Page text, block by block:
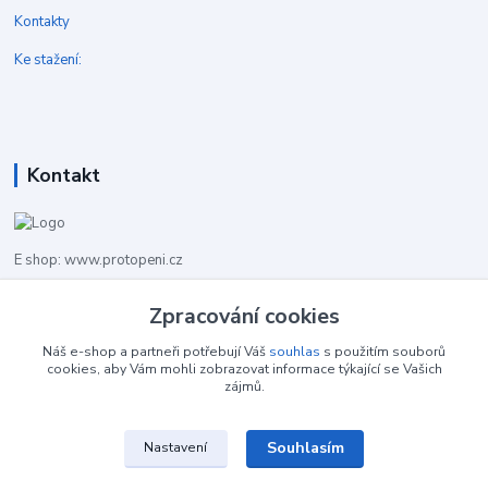
Kontakty
Ke stažení:
Kontakt
E shop: www.protopeni.cz
+420 483 710 226
info@protopeni.cz
Zpracování cookies
Náš e-shop a partneři potřebují Váš souhlas s použitím souborů
cookies, aby Vám mohli zobrazovat informace týkající se Vašich
zájmů.
Nastavení Souhlasím